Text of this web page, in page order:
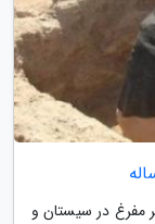
مفرغ در سیستان و